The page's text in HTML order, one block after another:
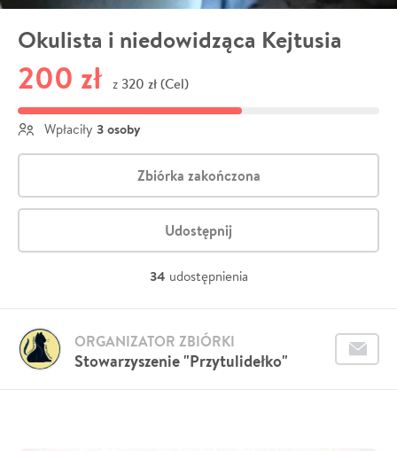
Okulista i niedowidząca Kejtusia
200 zł z 320 zł (Cel)
Wpłaciły 3 osoby
Zbiórka zakończona
Udostępnij
34 udostępnienia
Stowarzyszenie "Przytulidełko"
ORGANIZATOR ZBIÓRKI